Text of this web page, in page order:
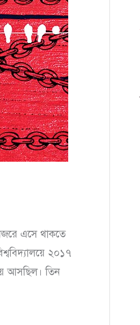
এসে থাকতে
২০১৭
আসছিল। তিন